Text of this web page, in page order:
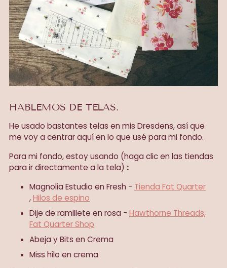
HABLEMOS DE TELAS.
He usado bastantes telas en mis Dresdens, así que
me voy a centrar aquí en lo que usé para mi fondo.
Para mi fondo, estoy usando (haga clic en las tiendas
para ir directamente a la tela) :
Magnolia Estudio en Fresh - Tienda Fat Quarter
,Hilos de espino
Dije de ramillete en rosa - Hawthorne Threads,
Fat Quarter Shop
Abeja y Bits en Crema
Miss hilo en crema